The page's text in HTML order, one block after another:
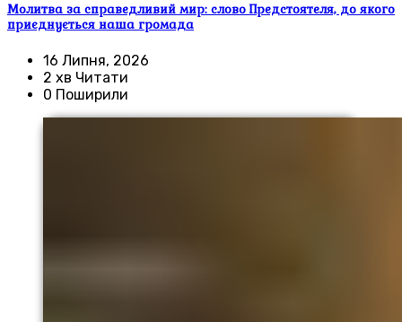
Молитва за справедливий мир: слово Предстоятеля, до якого
приєднується наша громада
16 Липня, 2026
2 хв Читати
0 Поширили